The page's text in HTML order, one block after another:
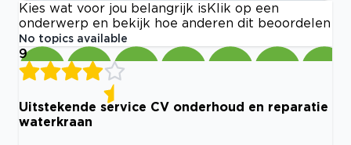
Kies wat voor jou belangrijk is Klik op een
onderwerp en bekijk hoe anderen dit beoordelen
No topics available
9
Uitstekende service CV onderhoud en reparatie
waterkraan